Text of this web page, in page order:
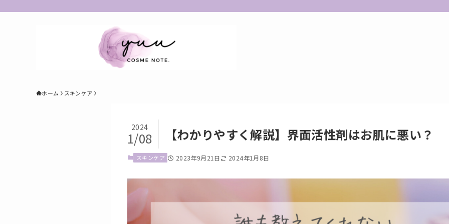
ホーム スキンケア
【わかりやすく解説】界面活性剤はお肌に悪い？
2024
1/08
スキンケア 2023年9月21日 2024年1月8日